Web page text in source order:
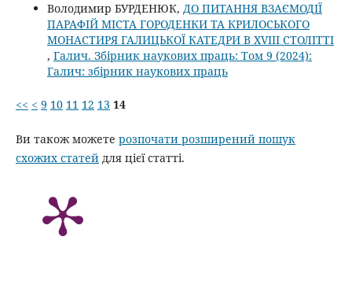
Володимир БУРДЕНЮК, ДО ПИТАННЯ ВЗАЄМОДІЇ
ПАРАФІЙ МІСТА ГОРОДЕНКИ ТА КРИЛОСЬКОГО
МОНАСТИРЯ ГАЛИЦЬКОЇ КАТЕДРИ В XVIII СТОЛІТТІ
, Галич. Збірник наукових праць: Том 9 (2024):
Галич: збірник наукових праць
<< < 9 10 11 12 13 14
Ви також можете розпочати розширений пошук
схожих статейдля цієї статті.